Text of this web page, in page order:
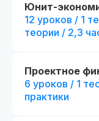
Юнит-
12 уроков / 1
теории / 2,3
Проектное
6 уроков / 1
практики
6 месяцев
на реальных
тест
25